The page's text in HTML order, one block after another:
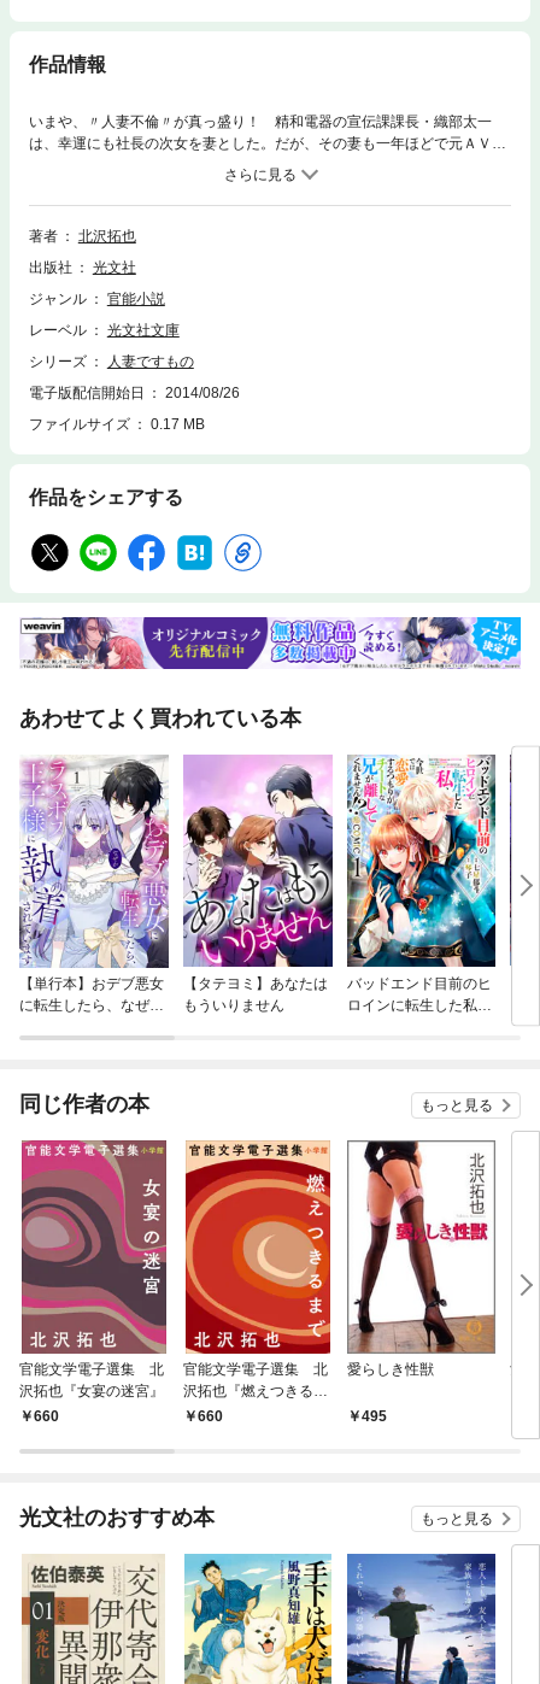
作品情報
いまや、〃人妻不倫〃が真っ盛り！ 精和電器の宣伝課課長・織部太一
は、幸運にも社長の次女を妻とした。だが、その妻も一年ほどで元ＡＶ
（アダルトビデオ）男優と深い仲に……。織部は目には目をと、人妻社員
たちに大接近。そこへ専務から「当社の人妻社員が企業機密を洩らしてい
るらしい。その人妻を洗え」と感動の秘命が下る。 趣味が仕事となっ
た。性愛文学の第一人者が見せる真骨頂！
著者
北沢拓也
出版社
光文社
ジャンル
官能小説
レーベル
光文社文庫
シリーズ
人妻ですもの
電子版配信開始日
2014/08/26
ファイルサイズ
0.17 MB
作品をシェアする
あわせてよく買われている本
【単行本】おデブ悪女
に転生したら、なぜか
【タテヨミ】あなたは
もういりません
バッドエンド目前のヒ
ロインに転生した私、
同じ作者の本 もっと見る
官能文学電子選集 北
沢拓也『女宴の迷宮』
660
官能文学電子選集 北
沢拓也『燃えつきるま
で』660
愛らしき性獣
495
女
光文社のおすすめ本 もっと見る